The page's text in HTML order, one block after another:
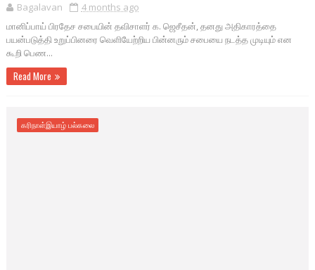
Bagalavan
4 months ago
மானிப்பாய் பிரதேச சபையின் தவிசாளர் க. ஜெசீதன், தனது அதிகாரத்தை
பயன்படுத்தி உறுப்பினரை வெளியேற்றிய பின்னரும் சபையை நடத்த முடியும் என
கூறி பெண...
Read More
கரிநாள்இயாழ் பல்கலை